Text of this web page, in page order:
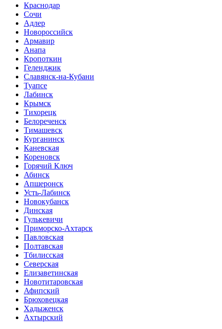
Краснодар
Сочи
Адлер
Новороссийск
Армавир
Анапа
Кропоткин
Геленджик
Славянск-на-Кубани
Туапсе
Лабинск
Крымск
Тихорецк
Белореченск
Тимашевск
Курганинск
Каневская
Кореновск
Горячий Ключ
Абинск
Апшеронск
Усть-Лабинск
Новокубанск
Динская
Гулькевичи
Приморско-Ахтарск
Павловская
Полтавская
Тбилисская
Северская
Елизаветинская
Новотитаровская
Афипский
Брюховецкая
Хадыженск
Ахтырский